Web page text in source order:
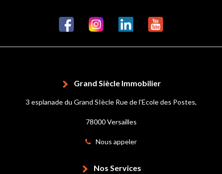
Grand Siècle Immobilier
3 esplanade du Grand SIècle Rue de l'Ecole des Postes,
78000 Versailles
Nous appeler
Nos Services